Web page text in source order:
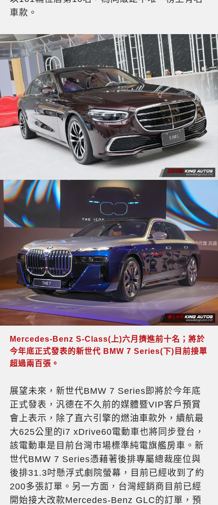
車款。
Mercedes-Benz S-Class(上)六月擠進前十名；將於
今年底正式發表的新世代 BMW 7 Series(下)目前接單
超過兩百張。
展望未來，新世代BMW 7 Series即將於今年底
正式發表，汎德在不久前的媒體暨VIP客戶預賞
會上表示，除了直六引擎的燃油車款外，續航最
大625公里的i7 xDrive60電動車也將同步登台，
該電動車是目前台灣市場標準純電旗艦房車。新
世代BMW 7 Series憑藉著後排專屬總裁座位與
後排31.3吋懸浮式劇院螢幕，目前已經收到了約
200多張訂單。另一方面，台灣經銷商目前已經
開始接大改款Mercedes-Benz GLC的訂單，預